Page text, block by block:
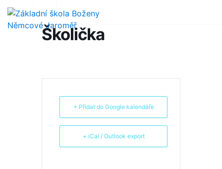
Školička
+ Přidat do Google kalendáře
+ iCal / Outlook export